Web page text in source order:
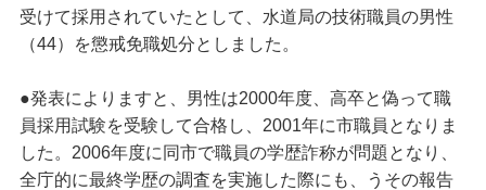
受けて採用されていたとして、水道局の技術職員の男性
（44）を懲戒免職処分としました。
●発表によりますと、男性は2000年度、高卒と偽って職
員採用試験を受験して合格し、2001年に市職員となりま
した。2006年度に同市で職員の学歴詐称が問題となり、
全庁的に最終学歴の調査を実施した際にも、うその報告